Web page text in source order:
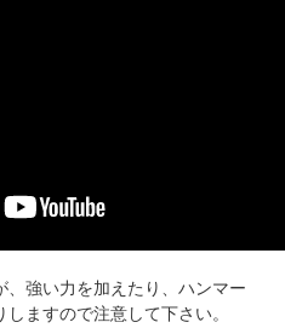
強い力を加えたり、ハンマー
ますので注意して下さい。